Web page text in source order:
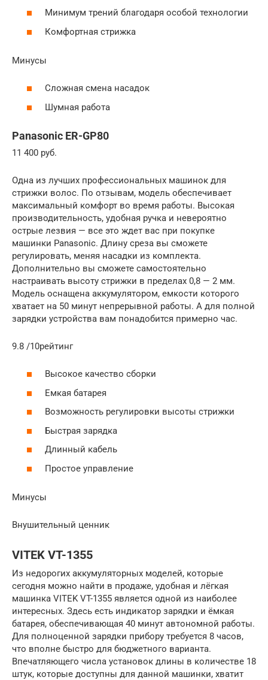
Минимум трений благодаря особой технологии
Комфортная стрижка
Минусы
Сложная смена насадок
Шумная работа
Panasonic ER-GP80
11 400 руб.
Одна из лучших профессиональных машинок для
стрижки волос. По отзывам, модель обеспечивает
максимальный комфорт во время работы. Высокая
производительность, удобная ручка и невероятно
острые лезвия — все это ждет вас при покупке
машинки Panasonic. Длину среза вы сможете
регулировать, меняя насадки из комплекта.
Дополнительно вы сможете самостоятельно
настраивать высоту стрижки в пределах 0,8 — 2 мм.
Модель оснащена аккумулятором, емкости которого
хватает на 50 минут непрерывной работы. А для полной
зарядки устройства вам понадобится примерно час.
9.8 /10рейтинг
Высокое качество сборки
Емкая батарея
Возможность регулировки высоты стрижки
Быстрая зарядка
Длинный кабель
Простое управление
Минусы
Внушительный ценник
VITEK VT-1355
Из недорогих аккумуляторных моделей, которые
сегодня можно найти в продаже, удобная и лёгкая
машинка VITEK VT-1355 является одной из наиболее
интересных. Здесь есть индикатор зарядки и ёмкая
батарея, обеспечивающая 40 минут автономной работы.
Для полноценной зарядки прибору требуется 8 часов,
что вполне быстро для бюджетного варианта.
Впечатляющего числа установок длины в количестве 18
штук, которые доступны для данной машинки, хватит